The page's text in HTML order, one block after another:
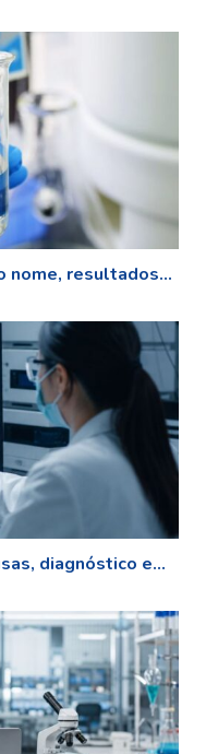
nome, resultados...
diagnóstico e...